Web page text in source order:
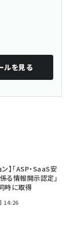
ルを見る
ン】「ASP・SaaS安
る情報開示認定」
時に取得
14:26